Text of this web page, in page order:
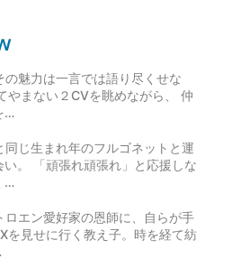
の魅力は一言では語り尽くせな
やまない２CVを眺めながら、 仲
…
同じ生まれ年のフルゴネットと運
い。 「頑張れ頑張れ」と応援しな
…
ロエン愛好家の恩師に、自らが手
を見せに行く教え子。時を経て紡